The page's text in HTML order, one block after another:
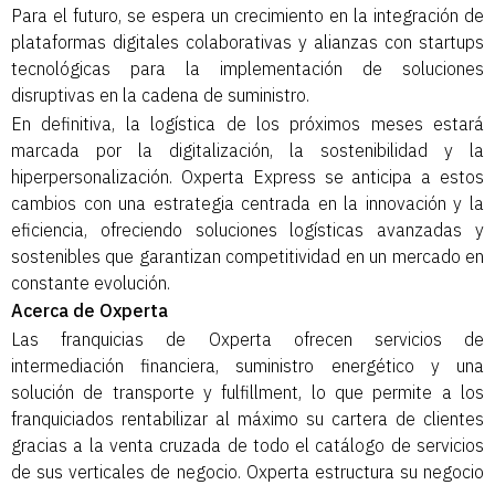
Para el futuro, se espera un crecimiento en la integración de
plataformas digitales colaborativas y alianzas con startups
tecnológicas para la implementación de soluciones
disruptivas en la cadena de suministro.
En definitiva, la logística de los próximos meses estará
marcada por la digitalización, la sostenibilidad y la
hiperpersonalización. Oxperta Express se anticipa a estos
cambios con una estrategia centrada en la innovación y la
eficiencia, ofreciendo soluciones logísticas avanzadas y
sostenibles que garantizan competitividad en un mercado en
constante evolución.
Acerca de Oxperta
Las franquicias de Oxperta ofrecen servicios de
intermediación financiera, suministro energético y una
solución de transporte y fulfillment, lo que permite a los
franquiciados rentabilizar al máximo su cartera de clientes
gracias a la venta cruzada de todo el catálogo de servicios
de sus verticales de negocio. Oxperta estructura su negocio